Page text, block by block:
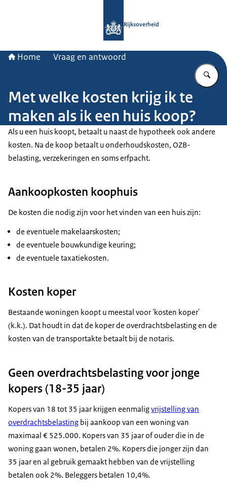
Rijksoverheid
Home Vraag en antwoord
Met welke kosten krijg ik te
maken als ik een huis koop?
Als u een huis koopt, betaalt u naast de hypotheek ook andere
kosten. Na de koop betaalt u onderhoudskosten, OZB-
belasting, verzekeringen en soms erfpacht.
Aankoopkosten koophuis
De kosten die nodig zijn voor het vinden van een huis zijn:
de eventuele makelaarskosten;
de eventuele bouwkundige keuring;
de eventuele taxatiekosten.
Kosten koper
Bestaande woningen koopt u meestal voor 'kosten koper'
(k.k.). Dat houdt in dat de koper de overdrachtsbelasting en de
kosten van de transportakte betaalt bij de notaris.
Geen overdrachtsbelasting voor jonge
kopers (18-35 jaar)
Kopers van 18 tot 35 jaar krijgen eenmaligvrijstelling van
overdrachtsbelasting bij aankoop van een woning van
maximaal € 525.000. Kopers van 35 jaar of ouder die in de
woning gaan wonen, betalen 2%. Kopers die jonger zijn dan
35 jaar en al gebruik gemaakt hebben van de vrijstelling
betalen ook 2%. Beleggers betalen 10,4%.